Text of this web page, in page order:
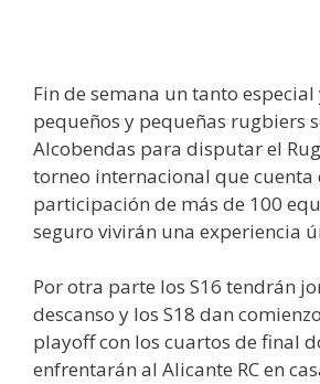
Fin de semana un tanto
pequeños y pequeñas rugbiers
Alcobendas para disputar el
torneo internacional que cuenta
participación de más de 100
seguro vivirán una experiencia
Por otra parte los S16 tendrán
descanso y los S18 dan
playoff con los cuartos de final
enfrentarán al Alicante RC en